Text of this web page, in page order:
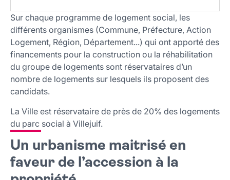
Sur chaque programme de logement social, les
différents organismes (Commune, Préfecture, Action
Logement, Région, Département...) qui ont apporté des
financements pour la construction ou la réhabilitation
du groupe de logements sont réservataires d’un
nombre de logements sur lesquels ils proposent des
candidats.
La Ville est réservataire de près de 20% des logements
du parc social à Villejuif.
Un urbanisme maitrisé en
faveur de l’accession à la